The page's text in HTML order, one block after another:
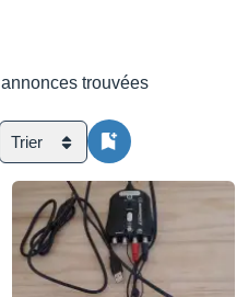
annonces trouvées
Trier